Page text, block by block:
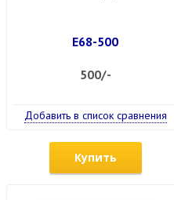
Е68-500
500/-
Добавить в список сравнения
Купить